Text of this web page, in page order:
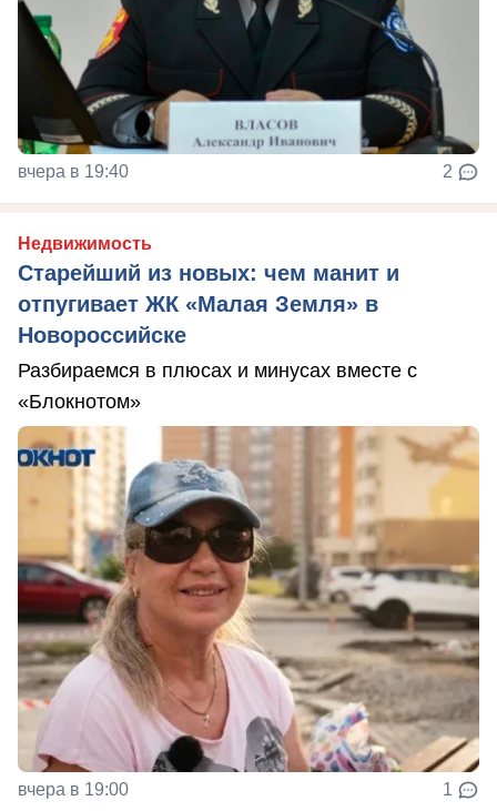
вчера в 19:40 2
Недвижимость
Старейший из новых: чем манит и
отпугивает ЖК «Малая Земля» в
Новороссийске
Разбираемся в плюсах и минусах вместе с
«Блокнотом»
вчера в 19:00 1